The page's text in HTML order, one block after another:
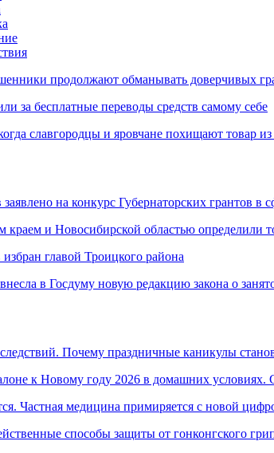
продолжают обманывать доверчивых
за бесплатные переводы средств самому себе
славгородцы и яровчане похищают товар
на конкурс Губернаторских грантов в
и Новосибирской областью определили
главой Троицкого района
в Госдуму новую редакцию закона о
Почему праздничные каникулы
к Новому году 2026 в домашних условиях.
Частная медицина примиряется с новой
способы защиты от гонконгского